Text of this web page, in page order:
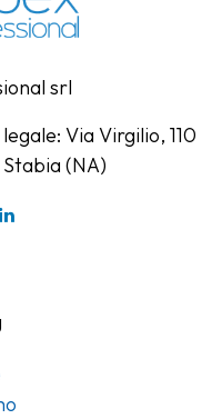
srl
Via Virgilio, 110
(NA)